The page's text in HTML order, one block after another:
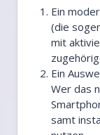
Ein
(die
mit
Ein
Wer das
samt